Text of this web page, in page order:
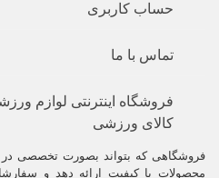
حساب کاربری
تماس با ما
فروشگاه اینترنتی لوازم
کالای ورزشی
فروشگاهی که بتواند بصورت تخصصی در
محصولات با کیفیت ارائه دهد و